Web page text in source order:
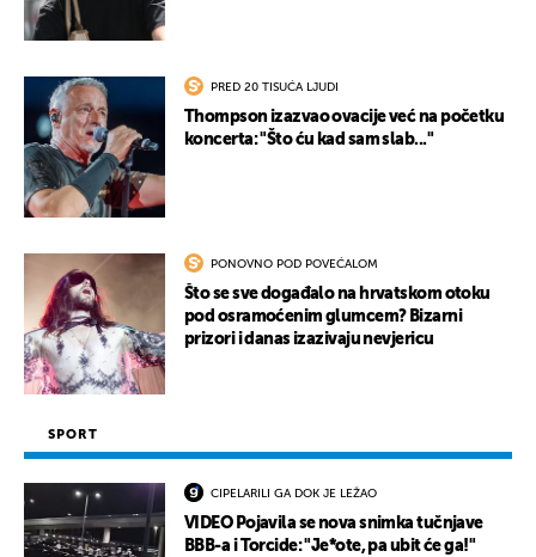
PRED 20 TISUĆA LJUDI
Thompson izazvao ovacije već na početku
koncerta: "Što ću kad sam slab..."
PONOVNO POD POVEĆALOM
Što se sve događalo na hrvatskom otoku
pod osramoćenim glumcem? Bizarni
prizori i danas izazivaju nevjericu
SPORT
CIPELARILI GA DOK JE LEŽAO
VIDEO Pojavila se nova snimka tučnjave
BBB-a i Torcide: "Je*ote, pa ubit će ga!"